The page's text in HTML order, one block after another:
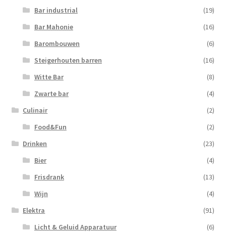
Bar industrial
(19)
Bar Mahonie
(16)
Barombouwen
(6)
Steigerhouten barren
(16)
Witte Bar
(8)
Zwarte bar
(4)
Culinair
(2)
Food&Fun
(2)
Drinken
(23)
Bier
(4)
Frisdrank
(13)
Wijn
(4)
Elektra
(91)
Licht & Geluid Apparatuur
(6)